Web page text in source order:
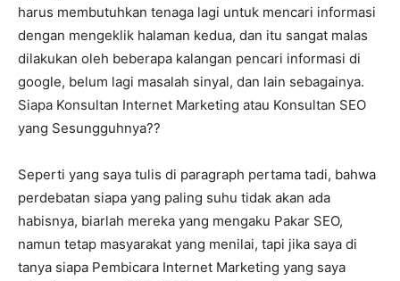
harus membutuhkan tenaga lagi untuk mencari informasi
dengan mengeklik halaman kedua, dan itu sangat malas
dilakukan oleh beberapa kalangan pencari informasi di
google, belum lagi masalah sinyal, dan lain sebagainya.
Siapa Konsultan Internet Marketing atau Konsultan SEO
yang Sesungguhnya??
Seperti yang saya tulis di paragraph pertama tadi, bahwa
perdebatan siapa yang paling suhu tidak akan ada
habisnya, biarlah mereka yang mengaku Pakar SEO,
namun tetap masyarakat yang menilai, tapi jika saya di
tanya siapa Pembicara Internet Marketing yang saya